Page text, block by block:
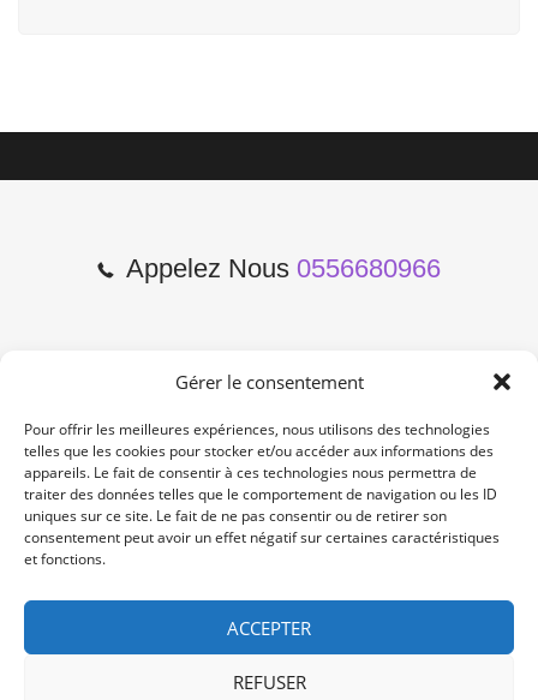
Gérer le consentement
Pour offrir les meilleures expériences, nous utilisons des technologies
telles que les cookies pour stocker et/ou accéder aux informations des
appareils. Le fait de consentir à ces technologies nous permettra de
traiter des données telles que le comportement de navigation ou les ID
uniques sur ce site. Le fait de ne pas consentir ou de retirer son
consentement peut avoir un effet négatif sur certaines caractéristiques
et fonctions.
ACCEPTER
REFUSER
Appelez Nous 0556680966
2 Cours de l'Yser 33800
Bordeaux
Lun-Samedi: 10:00 -19:00
Non Stop
/ /